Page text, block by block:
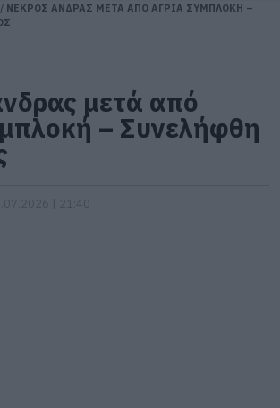
/ ΝΕΚΡΟΣ ΑΝΔΡΑΣ ΜΕΤΑ ΑΠΟ ΑΓΡΙΑ ΣΥΜΠΛΟΚΗ –
μετά από
– Συνελήφθη